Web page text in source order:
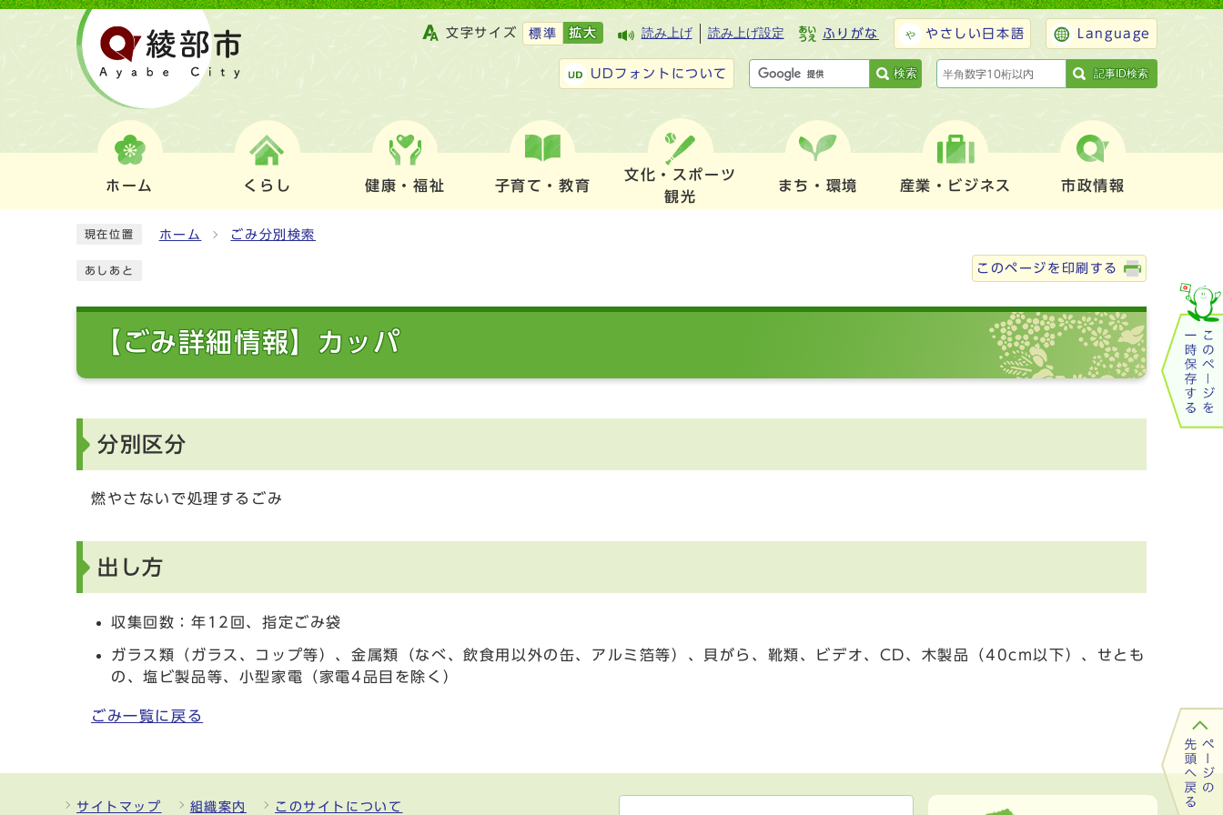
文字サイズ 標準 拡大 読み上げ 読み上げ設定 ふりがな やさしい日本語 Language
UDフォントについて 検索 記事ID検索
ホーム くらし 健康・福祉 子育て・教育
文化・スポーツ
観光
まち・環境 産業・ビジネス 市政情報
現在位置 ホーム ごみ分別検索
あしあと このページを印刷する
【ごみ詳細情報】カッパ
分別区分
燃やさないで処理するごみ
出し方
収集回数：年12回、指定ごみ袋
ガラス類（ガラス、コップ等）、金属類（なべ、飲食用以外の缶、アルミ箔等）、貝がら、靴類、ビデオ、CD、木製品（40cm以下）、せとも
の、塩ビ製品等、小型家電（家電4品目を除く）
ごみ一覧に戻る
サイトマップ 組織案内 このサイトについて